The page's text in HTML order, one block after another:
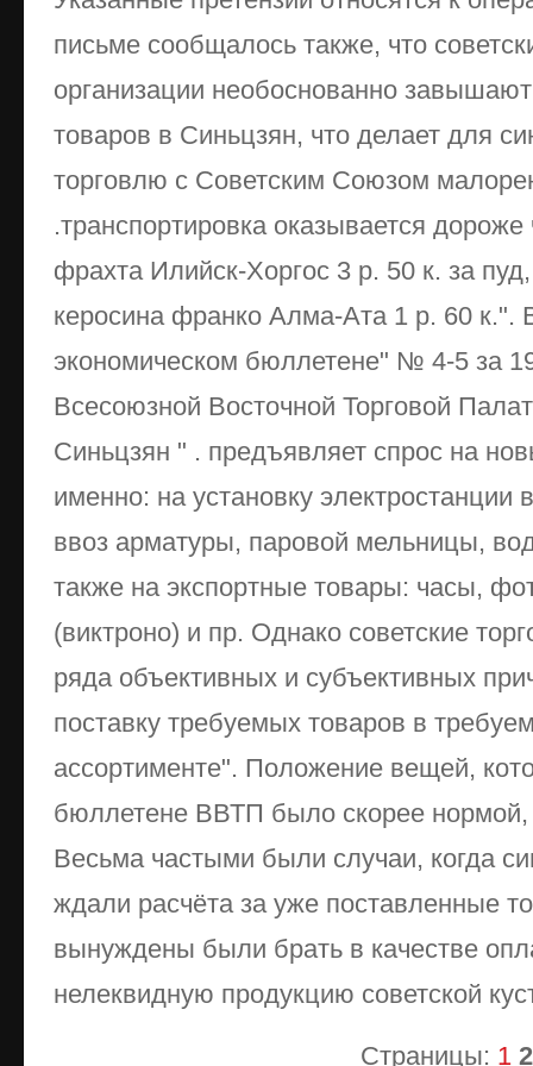
письме сообщалось также, что
организации необоснованно
товаров в Синьцзян, что делает для
торговлю с Советским Союзом
.транспортировка оказывается
фрахта Илийск-Хоргос 3 р. 50 к. за
керосина франко Алма-Ата 1 р. 60
экономическом бюллетене" № 4-5 за
Всесоюзной Восточной Торговой
Синьцзян " . предъявляет спрос на
именно: на установку электростанции
ввоз арматуры, паровой мельницы,
также на экспортные товары: часы,
(виктроно) и пр. Однако советские
ряда объективных и субъективных
поставку требуемых товаров в
ассортименте". Положение вещей,
бюллетене ВВТП было скорее
Весьма частыми были случаи, когда
ждали расчёта за уже поставленные
вынуждены были брать в качестве
нелеквидную продукцию советской
Страницы: 1 2